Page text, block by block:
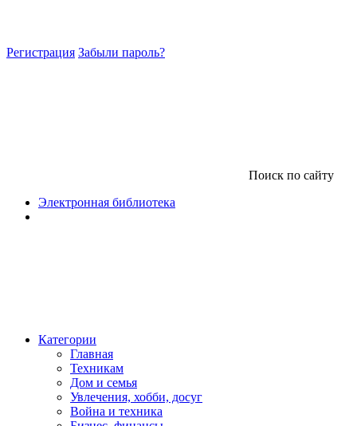
Регистрация Забыли пароль?
Поиск по сайту
Электронная библиотека
Категории
Главная
Техникам
Дом и семья
Увлечения, хобби, досуг
Война и техника